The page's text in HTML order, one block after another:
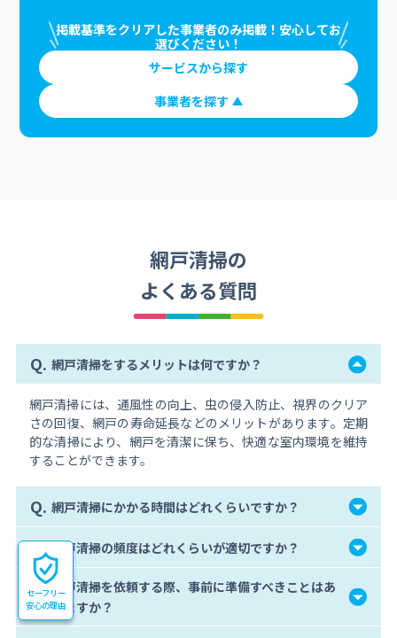
掲載基準をクリアした事業者のみ掲載！安心してお
選びください！
サービスから探す
事業者を探す
網戸清掃の
よくある質問
Q. 網戸清掃をするメリットは何ですか？
網戸清掃には、通風性の向上、虫の侵入防止、視界のクリア
さの回復、網戸の寿命延長などのメリットがあります。定期
的な清掃により、網戸を清潔に保ち、快適な室内環境を維持
することができます。
Q. 網戸清掃にかかる時間はどれくらいですか？
Q. 網戸清掃の頻度はどれくらいが適切ですか？
Q. 網戸清掃を依頼する際、事前に準備すべきことはあ
りますか？
セーフリー
安心の理由